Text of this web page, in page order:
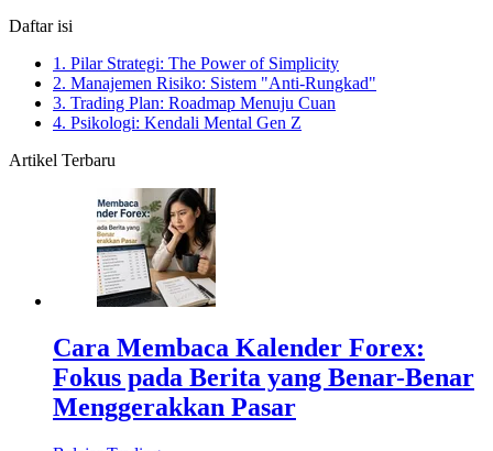
Daftar isi
1. Pilar Strategi: The Power of Simplicity
2. Manajemen Risiko: Sistem "Anti-Rungkad"
3. Trading Plan: Roadmap Menuju Cuan
4. Psikologi: Kendali Mental Gen Z
Artikel Terbaru
Cara Membaca Kalender Forex:
Fokus pada Berita yang Benar-Benar
Menggerakkan Pasar